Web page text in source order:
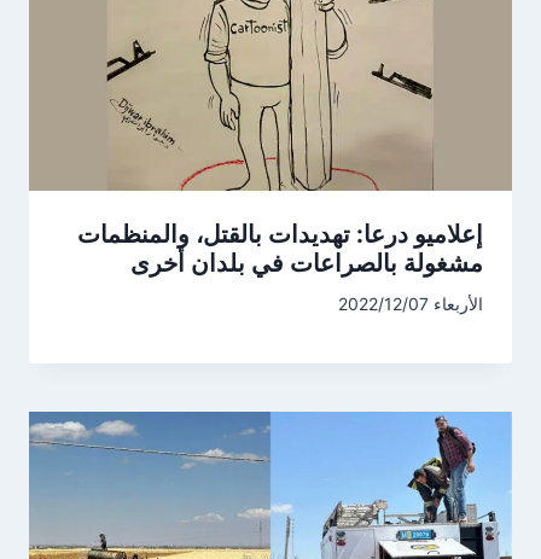
إعلاميو درعا: تهديدات بالقتل، والمنظمات
مشغولة بالصراعات في بلدان أخرى
الأربعاء 2022/12/07